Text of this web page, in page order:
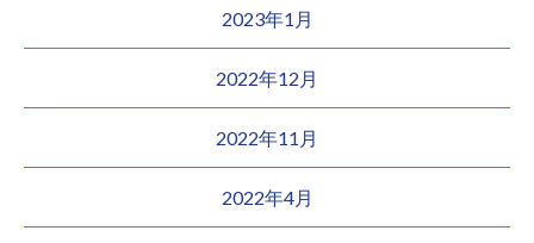
2023年1月
2022年12月
2022年11月
2022年4月